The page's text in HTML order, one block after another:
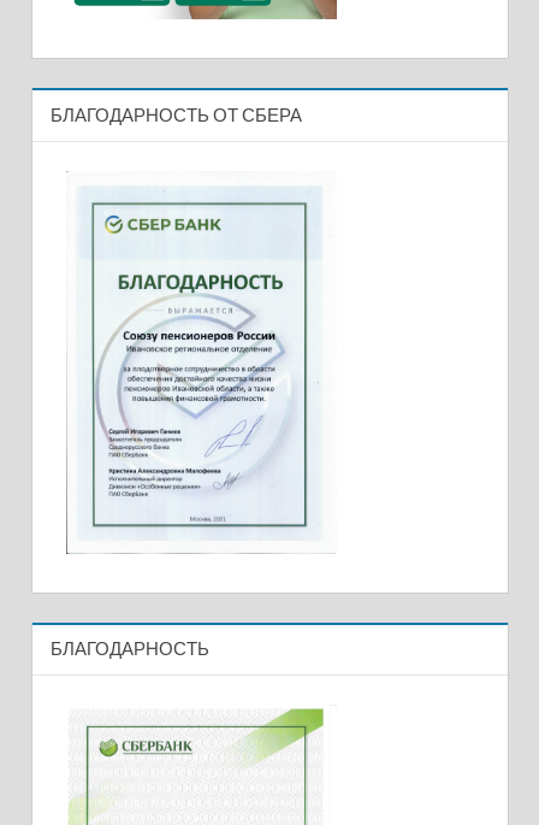
БЛАГОДАРНОСТЬ ОТ СБЕРА
БЛАГОДАРНОСТЬ